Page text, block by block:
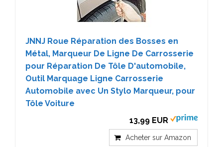
JNNJ Roue Réparation des Bosses en
Métal, Marqueur De Ligne De Carrosserie
pour Réparation De Tôle D'automobile,
Outil Marquage Ligne Carrosserie
Automobile avec Un Stylo Marqueur, pour
Tôle Voiture
13,99 EUR
Acheter sur Amazon